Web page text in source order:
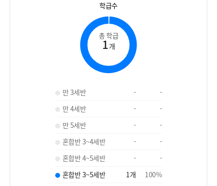
학급수
총 학급
1개
만 3세반 -
-
만 4세반
-
-
만 5세반
-
-
혼합반 3~4세반
-
-
혼합반 4~5세반
-
-
혼합반 3~5세반
1개 100%